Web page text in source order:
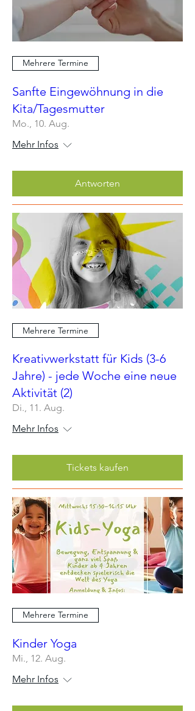
Mehrere Termine
Sanfte Eingewöhnung in die
Kita/Tagesmutter
Mo., 10. Aug.
Mehr Infos
Antworten
Mehrere Termine
Kreativwerkstatt für Kids (3-6
Jahre) - jede Woche eine neue
Aktivität (2)
Di., 11. Aug.
Mehr Infos
Tickets kaufen
Mehrere Termine
Kinder Yoga
Mi., 12. Aug.
Mehr Infos